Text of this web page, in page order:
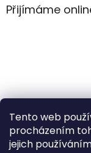
Tento web
procházením
jejich
aPřijímáme